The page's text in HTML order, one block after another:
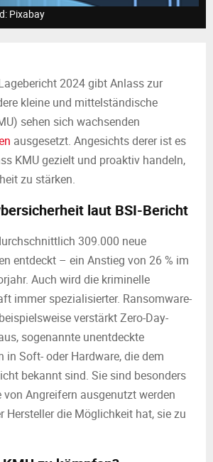
Pixabay
2024 gibt Anlass zur
kleine und mittelständische
sehen sich wachsenden
ausgesetzt. Angesichts derer ist es
KMU gezielt und proaktiv handeln,
zu stärken.
laut BSI-Bericht
309.000 neue
entdeckt – ein Anstieg von 26 % im
Auch wird die kriminelle
immer spezialisierter. Ransomware-
verstärkt Zero-Day-
sogenannte unentdeckte
in Soft- oder Hardware, die dem
bekannt sind. Sie sind besonders
Angreifern ausgenutzt werden
Hersteller die Möglichkeit hat, sie zu